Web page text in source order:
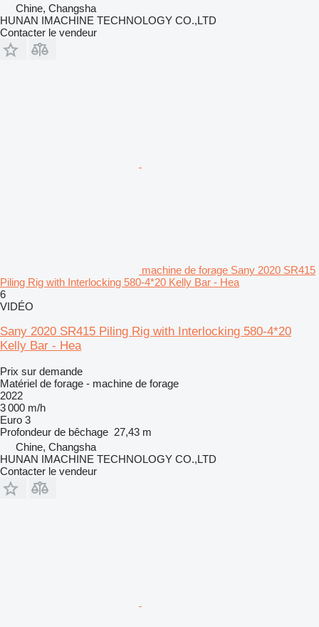
Chine, Changsha
HUNAN IMACHINE TECHNOLOGY CO.,LTD
Contacter le vendeur
machine de forage Sany 2020 SR415
Piling Rig with Interlocking 580-4*20 Kelly Bar - Hea
6
VIDÉO
Sany 2020 SR415 Piling Rig with Interlocking 580-4*20
Kelly Bar - Hea
Prix sur demande
Matériel de forage - machine de forage
2022
3 000 m/h
Euro 3
Profondeur de bêchage 27,43 m
Chine, Changsha
HUNAN IMACHINE TECHNOLOGY CO.,LTD
Contacter le vendeur